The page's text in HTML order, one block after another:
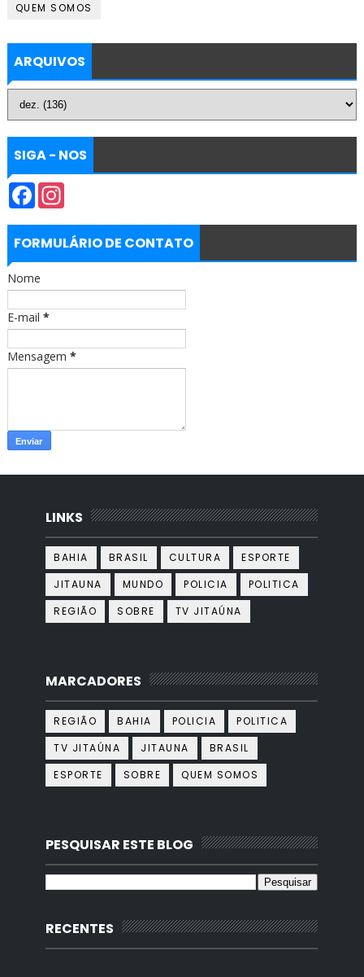
QUEM SOMOS
ARQUIVOS
SIGA - NOS
F
e
b
o
k
I
t
a
r
m
FORMULÁRIO DE CONTATO
Nome
E-mail *
Mensagem *
LINKS
BAHIA BRASIL CULTURA
ESPORTE
JITAUNA
MUNDO POLICIA
POLITICA
REGIÃO
SOBRE TV JITAÚNA
MARCADORES
REGIÃO BAHIA POLICIA
POLITICA
TV JITAÚNA
JITAUNA
BRASIL
ESPORTE
SOBRE QUEM SOMOS
PESQUISAR ESTE BLOG
RECENTES